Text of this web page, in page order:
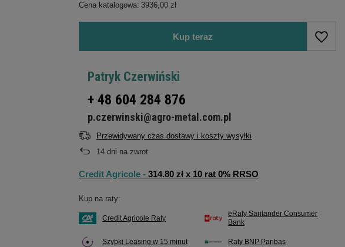
Cena katalogowa: 3936,00 zł
Kup teraz
Patryk Czerwiński
+ 48 604 284 876
p.czerwinski@agro-metal.com.pl
Przewidywany czas dostawy i koszty wysyłki
14 dni na zwrot
Credit Agricole -314.80 zł x 10 rat 0% RRSO
Kup na raty:
Credit Agricole Raty
eRaty Santander Consumer
Bank
Szybki Leasing w 15 minut Raty BNP Paribas